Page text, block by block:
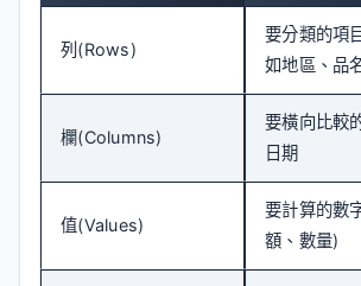
列(Rows)
要分類的項
如地區、品
欄(Columns)
要橫向比較
日期
值(Values)
要計算的數
額、數量)